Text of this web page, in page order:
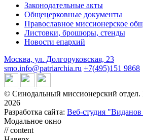
Законодательные акты
Общецерковные документы
Православное миссионерское
Листовки, брошюры, стенды
Новости епархий
Москва, ул. Долгоруковская, 23
smo.info@patriarchia.ru +7(495)151 9868
© Синодальный миссионерский
2026
Разработка сайта: Веб-студия
Модальное окно
// content